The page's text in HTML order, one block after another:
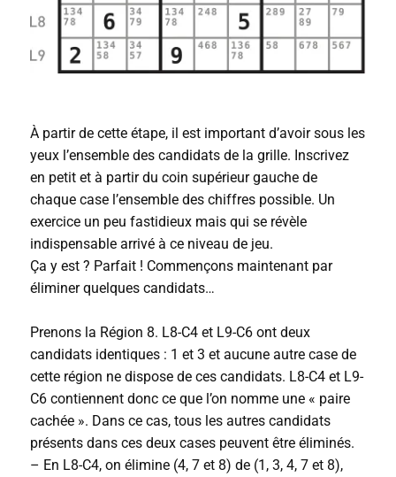
À partir de cette étape, il est important d’avoir sous les
yeux l’ensemble des candidats de la grille. Inscrivez
en petit et à partir du coin supérieur gauche de
chaque case l’ensemble des chiffres possible. Un
exercice un peu fastidieux mais qui se révèle
indispensable arrivé à ce niveau de jeu.
Ça y est ? Parfait ! Commençons maintenant par
éliminer quelques candidats…
Prenons la Région 8. L8-C4 et L9-C6 ont deux
candidats identiques : 1 et 3 et aucune autre case de
cette région ne dispose de ces candidats. L8-C4 et L9-
C6 contiennent donc ce que l’on nomme une « paire
cachée ». Dans ce cas, tous les autres candidats
présents dans ces deux cases peuvent être éliminés.
– En L8-C4, on élimine (4, 7 et 8) de (1, 3, 4, 7 et 8),